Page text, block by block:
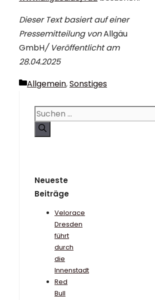
Dieser Text basiert auf einer
Pressemitteilung vonAllgäu
GmbH/ Veröffentlicht am
28.04.2025
Kategorien
Allgemein,Sonstiges
Suchen
nach:
Neueste
Beiträge
Velorace
Dresden
führt
durch
die
Innenstadt
Red
Bull